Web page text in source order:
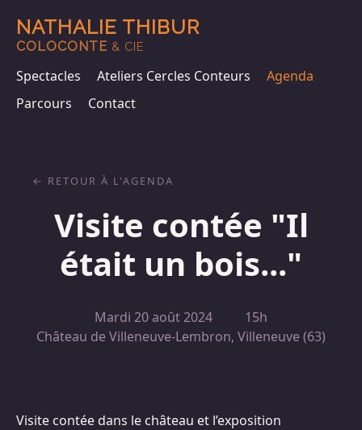
NATHALIE THIBUR
COLOCONTE & CIE
Spectacles Ateliers Cercles Conteurs
Agenda
Parcours
Contact
Visite contée "Il
était un bois..."
Mardi 20 août 2024
15h
Château de Villeneuve-Lembron, Villeneuve (63)
RETOUR À L'AGENDA
Visite contée dans le château et l’exposition